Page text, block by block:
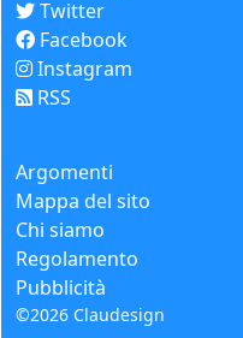
Twitter
Facebook
Instagram
RSS
Argomenti
Mappa del sito
Chi siamo
Regolamento
Pubblicità
©2026 Claudesign